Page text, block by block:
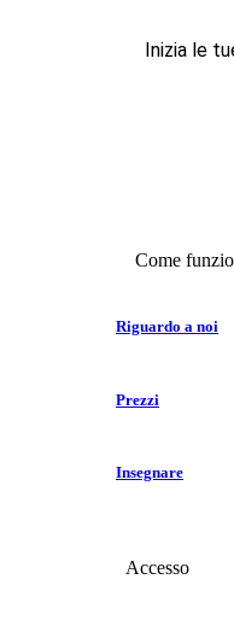
Inizia le
Come
Riguardo a noi
Prezzi
Insegnare
Accesso